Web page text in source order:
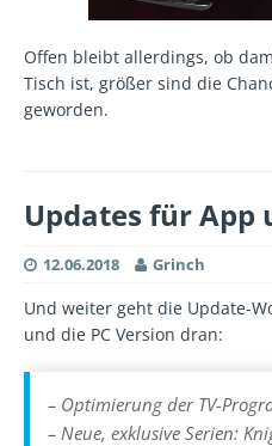
Offen bleibt allerdings, ob
Tisch ist, größer sind die
geworden.
Updates für App
12.06.2018 Grinch
Und weiter geht die Update-
und die PC Version dran:
– Optimierung der TV-
– Neue, exklusive Serien: